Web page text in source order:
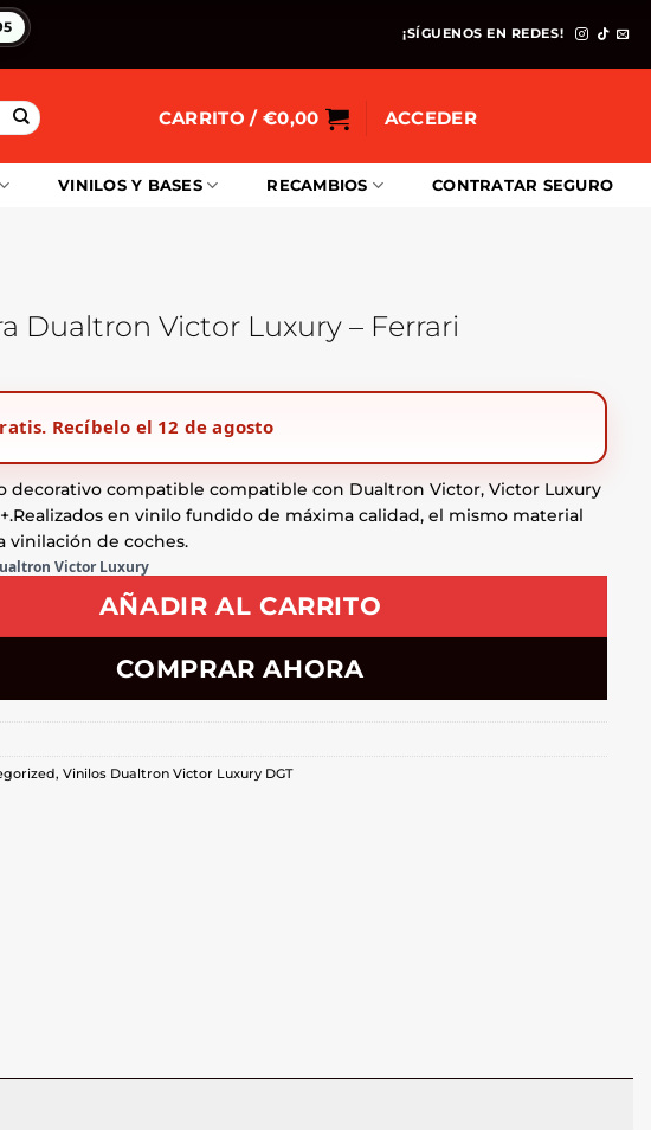
¡SÍGUENOS EN REDES!
CARRITO / €0,00 ACCEDER
VINILOS Y BASES RECAMBIOS CONTRATAR SEGURO
Dualtron Victor Luxury – Ferrari
Recíbelo el 12 de agosto
decorativo compatible compatible con Dualtron Victor, Victor Luxury
en vinilo fundido de máxima calidad, el mismo material
vinilación de coches.
Victor Luxury
AÑADIR AL CARRITO
COMPRAR AHORA
, Vinilos Dualtron Victor Luxury DGT